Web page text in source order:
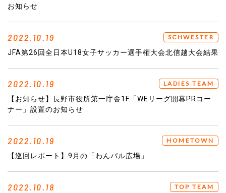
お知らせ
2022.10.19 SCHWESTER
JFA第26回全日本U18女子サッカー選手権大会北信越大会結果
2022.10.19 LADIES TEAM
【お知らせ】長野市役所第一庁舎1F「WEリーグ開幕PRコー
ナー」設置のお知らせ
2022.10.19 HOMETOWN
【巡回レポート】9月の「わんパル広場」
2022.10.18 TOP TEAM